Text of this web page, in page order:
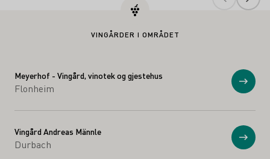
VINGÅRDER I OMRÅDET
Meyerhof - Vingård, vinotek og gjestehus
Flonheim Vis
Vingård Andreas Männle
Durbach Vis